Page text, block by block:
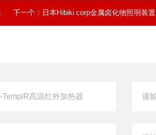
下一个： 日本Hibiki corp金属卤化物照明装置HC-